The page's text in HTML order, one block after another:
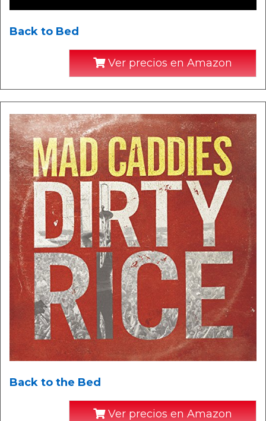
Back to Bed
Ver precios en Amazon
Back to the Bed
Ver precios en Amazon